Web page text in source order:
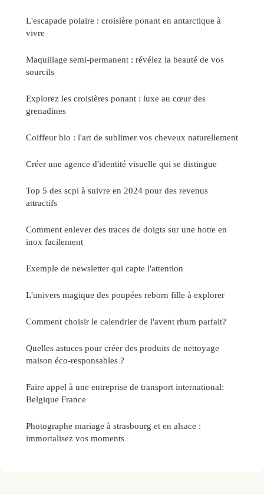
L'escapade polaire : croisière ponant en antarctique à
vivre
Maquillage semi-permanent : révélez la beauté de vos
sourcils
Explorez les croisières ponant : luxe au cœur des
grenadines
Coiffeur bio : l'art de sublimer vos cheveux naturellement
Créer une agence d'identité visuelle qui se distingue
Top 5 des scpi à suivre en 2024 pour des revenus
attractifs
Comment enlever des traces de doigts sur une hotte en
inox facilement
Exemple de newsletter qui capte l'attention
L'univers magique des poupées reborn fille à explorer
Comment choisir le calendrier de l'avent rhum parfait?
Quelles astuces pour créer des produits de nettoyage
maison éco-responsables ?
Faire appel à une entreprise de transport international:
Belgique France
Photographe mariage à strasbourg et en alsace :
immortalisez vos moments